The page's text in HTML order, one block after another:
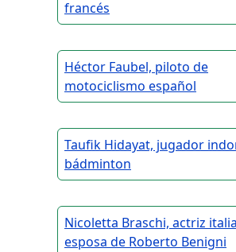
francés
Héctor Faubel, piloto de
motociclismo español
Taufik Hidayat, jugador
bádminton
Nicoletta Braschi, actriz
esposa de Roberto Benigni